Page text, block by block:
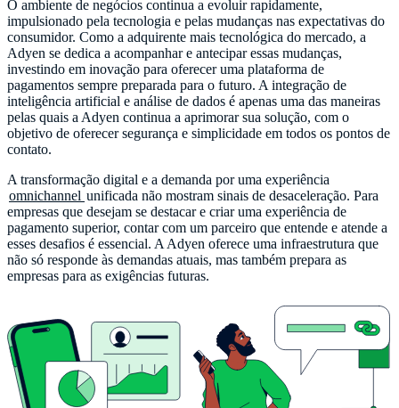
O ambiente de negócios continua a evoluir rapidamente,
impulsionado pela tecnologia e pelas mudanças nas expectativas do
consumidor. Como a adquirente mais tecnológica do mercado, a
Adyen se dedica a acompanhar e antecipar essas mudanças,
investindo em inovação para oferecer uma plataforma de
pagamentos sempre preparada para o futuro. A integração de
inteligência artificial e análise de dados é apenas uma das maneiras
pelas quais a Adyen continua a aprimorar sua solução, com o
objetivo de oferecer segurança e simplicidade em todos os pontos de
contato.
A transformação digital e a demanda por uma experiência
omnichannel unificada não mostram sinais de desaceleração. Para
empresas que desejam se destacar e criar uma experiência de
pagamento superior, contar com um parceiro que entende e atende a
esses desafios é essencial. A Adyen oferece uma infraestrutura que
não só responde às demandas atuais, mas também prepara as
empresas para as exigências futuras.